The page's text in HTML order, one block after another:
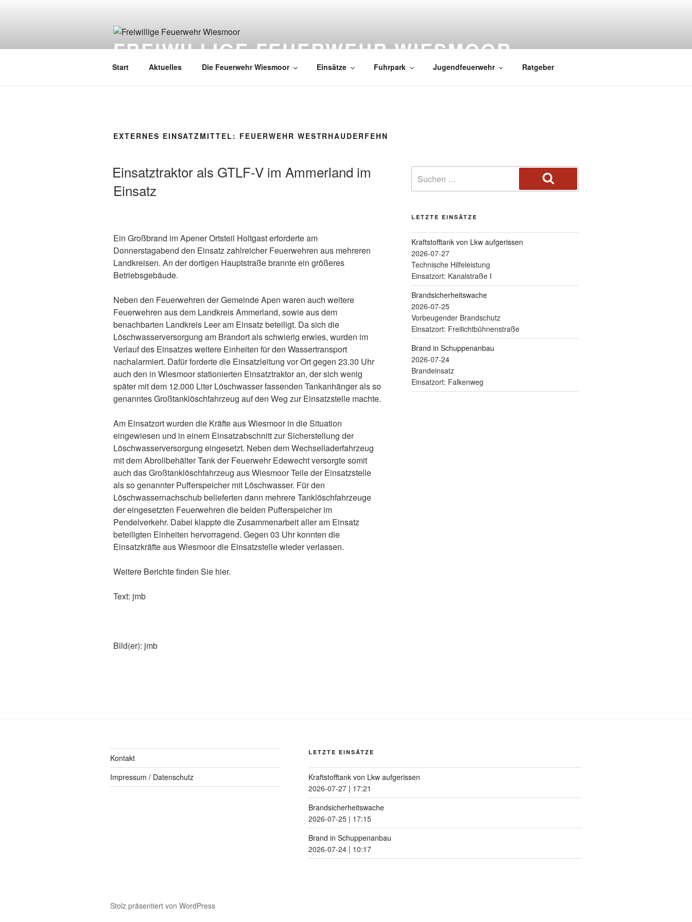
FREIWILLIGE FEUERWEHR WIESMOOR
Start Aktuelles Die Feuerwehr Wiesmoor Einsätze Fuhrpark Jugendfeuerwehr Ratgeber
EXTERNES EINSATZMITTEL: FEUERWEHR WESTRHAUDERFEHN
Einsatztraktor als GTLF-V im Ammerland im
Einsatz
Ein Großbrand im Apener Ortsteil Holtgast erforderte am
Donnerstagabend den Einsatz zahlreicher Feuerwehren aus mehreren
Landkreisen. An der dortigen Hauptstraße brannte ein größeres
Betriebsgebäude.
Neben den Feuerwehren der Gemeinde Apen waren auch weitere
Feuerwehren aus dem Landkreis Ammerland, sowie aus dem
benachbarten Landkreis Leer am Einsatz beteiligt. Da sich die
Löschwasserversorgung am Brandort als schwierig erwies, wurden im
Verlauf des Einsatzes weitere Einheiten für den Wassertransport
nachalarmiert. Dafür forderte die Einsatzleitung vor Ort gegen 23.30 Uhr
auch den in Wiesmoor stationierten Einsatztraktor an, der sich wenig
später mit dem 12.000 Liter Löschwasser fassenden Tankanhänger als so
genanntes Großtanklöschfahrzeug auf den Weg zur Einsatzstelle machte.
Am Einsatzort wurden die Kräfte aus Wiesmoor in die Situation
eingewiesen und in einem Einsatzabschnitt zur Sicherstellung der
Löschwasserversorgung eingesetzt. Neben dem Wechselladerfahrzeug
mit dem Abrollbehälter Tank der Feuerwehr Edewecht versorgte somit
auch das Großtanklöschfahrzeug aus Wiesmoor Teile der Einsatzstelle
als so genannter Pufferspeicher mit Löschwasser. Für den
Löschwassernachschub belieferten dann mehrere Tanklöschfahrzeuge
der eingesetzten Feuerwehren die beiden Pufferspeicher im
Pendelverkehr. Dabei klappte die Zusammenarbeit aller am Einsatz
beteiligten Einheiten hervorragend. Gegen 03 Uhr konnten die
Einsatzkräfte aus Wiesmoor die Einsatzstelle wieder verlassen.
Weitere Berichte finden Sie hier.
Text: jmb
Bild(er): jmb
LETZTE EINSÄTZE
Kraftstofftank von Lkw aufgerissen
2026-07-27
Technische Hilfeleistung
Einsatzort: Kanalstraße I
Brandsicherheitswache
2026-07-25
Vorbeugender Brandschutz
Einsatzort: Freilichtbühnenstraße
Brand in Schuppenanbau
2026-07-24
Brandeinsatz
Einsatzort: Falkenweg
Kontakt
Impressum / Datenschutz
LETZTE EINSÄTZE
Kraftstofftank von Lkw aufgerissen
2026-07-27| 17:21
Brandsicherheitswache
2026-07-25| 17:15
Brand in Schuppenanbau
2026-07-24| 10:17
Stolz präsentiert von WordPress